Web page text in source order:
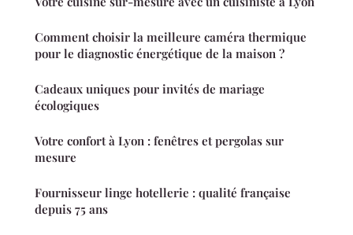
Comment choisir la meilleure caméra thermique
pour le diagnostic énergétique de la maison ?
Cadeaux uniques pour invités de mariage
écologiques
Votre confort à Lyon : fenêtres et pergolas sur
mesure
Fournisseur linge hotellerie : qualité française
depuis 75 ans